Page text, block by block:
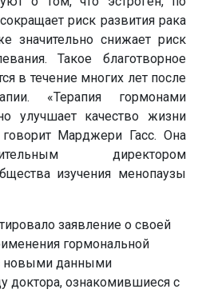
риск развития рака
значительно снижает риск
Такое благотворное
в течение многих лет после
«Терапия гормонами
улучшает качество жизни
Марджери Гасс. Она
директором
изучения менопаузы
заявление о своей
гормональной
новыми данными
доктора, ознакомившиеся с